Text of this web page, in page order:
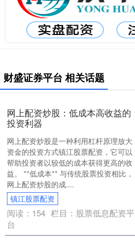
财盛证券平台 相关话题
网上配资炒股：低成本高收益的
投资利器
网上配资炒股是一种利用杠杆原理放大
资金的投资方式镇江股票配资，它可以
帮助投资者以较低的成本获得更高的收
益。 **低成本** 与传统股票投资相比，
网上配资炒股的成....
镇江股票配资
阅读： 154 栏目： 股票低息配资平
台